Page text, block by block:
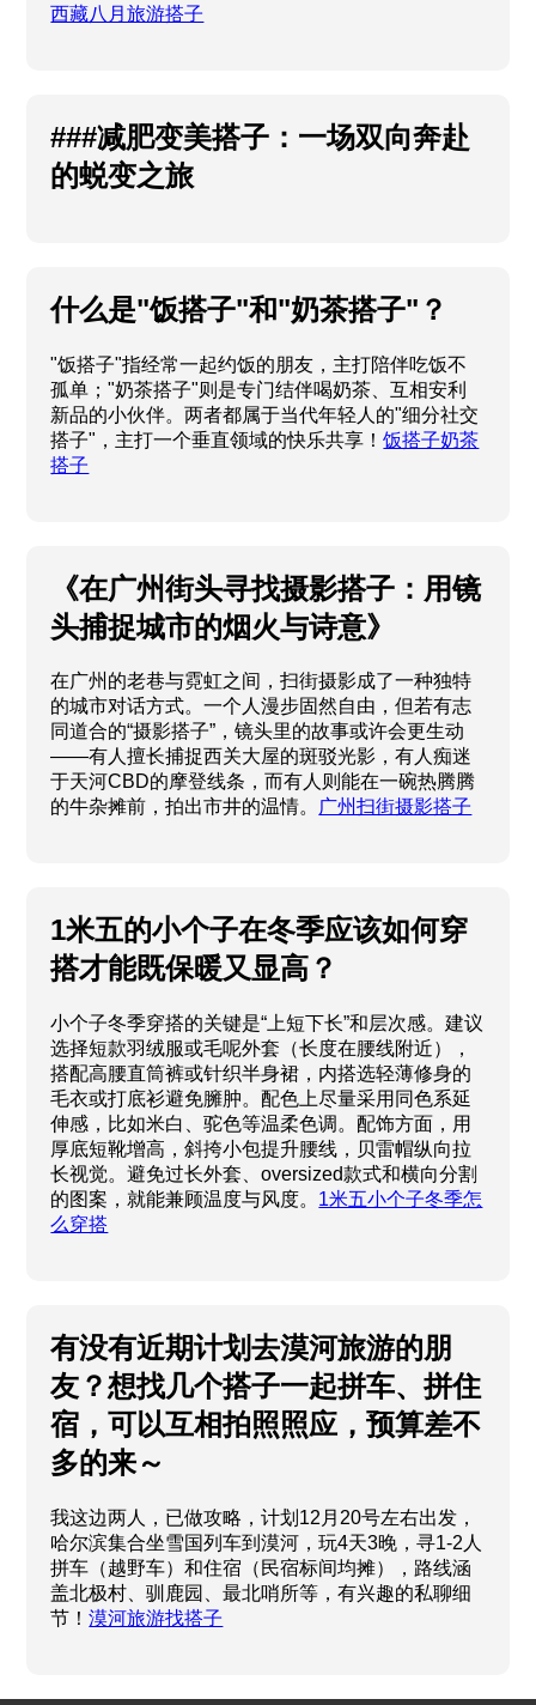
西藏八月旅游搭子
###减肥变美搭子：一场双向奔赴
的蜕变之旅
什么是"饭搭子"和"奶茶搭子"？
"饭搭子"指经常一起约饭的朋友，主打陪伴吃饭不
孤单；"奶茶搭子"则是专门结伴喝奶茶、互相安利
新品的小伙伴。两者都属于当代年轻人的"细分社交
搭子"，主打一个垂直领域的快乐共享！饭搭子奶茶
搭子
《在广州街头寻找摄影搭子：用镜
头捕捉城市的烟火与诗意》
在广州的老巷与霓虹之间，扫街摄影成了一种独特
的城市对话方式。一个人漫步固然自由，但若有志
同道合的“摄影搭子”，镜头里的故事或许会更生动
——有人擅长捕捉西关大屋的斑驳光影，有人痴迷
于天河CBD的摩登线条，而有人则能在一碗热腾腾
的牛杂摊前，拍出市井的温情。 广州扫街摄影搭子
1米五的小个子在冬季应该如何穿
搭才能既保暖又显高？
小个子冬季穿搭的关键是“上短下长”和层次感。建议
选择短款羽绒服或毛呢外套（长度在腰线附近），
搭配高腰直筒裤或针织半身裙，内搭选轻薄修身的
毛衣或打底衫避免臃肿。配色上尽量采用同色系延
伸感，比如米白、驼色等温柔色调。配饰方面，用
厚底短靴增高，斜挎小包提升腰线，贝雷帽纵向拉
长视觉。避免过长外套、oversized款式和横向分割
的图案，就能兼顾温度与风度。 1米五小个子冬季怎
么穿搭
有没有近期计划去漠河旅游的朋
友？想找几个搭子一起拼车、拼住
宿，可以互相拍照照应，预算差不
多的来～
我这边两人，已做攻略，计划12月20号左右出发，
哈尔滨集合坐雪国列车到漠河，玩4天3晚，寻1-2人
拼车（越野车）和住宿（民宿标间均摊），路线涵
盖北极村、驯鹿园、最北哨所等，有兴趣的私聊细
节！漠河旅游找搭子